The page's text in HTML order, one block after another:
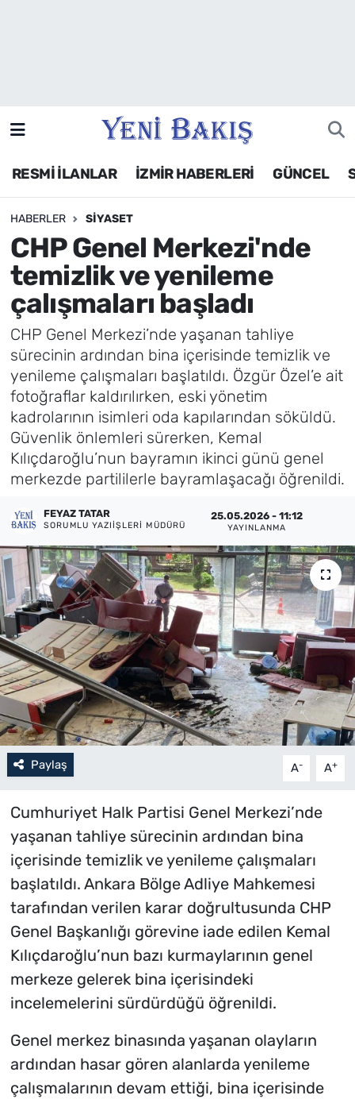
RESMİ İLANLAR İZMİR HABERLERİ GÜNCEL
HABERLER SIYASET
CHP Genel Merkezi'nde
temizlik ve yenileme
çalışmaları başladı
CHP Genel Merkezi’nde yaşanan tahliye
sürecinin ardından bina içerisinde temizlik ve
yenileme çalışmaları başlatıldı. Özgür Özel’e ait
fotoğraflar kaldırılırken, eski yönetim
kadrolarının isimleri oda kapılarından söküldü.
Güvenlik önlemleri sürerken, Kemal
Kılıçdaroğlu’nun bayramın ikinci günü genel
merkezde partililerle bayramlaşacağı öğrenildi.
FEYAZ TATAR
SORUMLU YAZIIŞLERI MÜDÜRÜ
25.05.2026 - 11:12
YAYINLANMA
Paylaş A- A+
Cumhuriyet Halk Partisi Genel Merkezi’nde
yaşanan tahliye sürecinin ardından bina
içerisinde temizlik ve yenileme çalışmaları
başlatıldı. Ankara Bölge Adliye Mahkemesi
tarafından verilen karar doğrultusunda CHP
Genel Başkanlığı görevine iade edilen Kemal
Kılıçdaroğlu’nun bazı kurmaylarının genel
merkeze gelerek bina içerisindeki
incelemelerini sürdürdüğü öğrenildi.
Genel merkez binasında yaşanan olayların
ardından hasar gören alanlarda yenileme
çalışmalarının devam ettiği, bina içerisinde
Siyaset
Asayiş / Polis-Adliye
Spor
Magazin
Foto Galeri
Künye
İletişim